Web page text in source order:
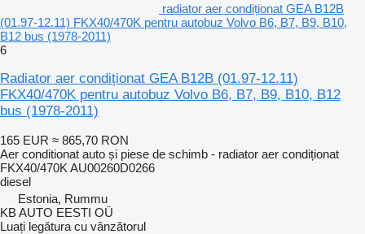
radiator aer condiționat GEA B12B
(01.97-12.11) FKX40/470K pentru autobuz Volvo B6, B7, B9, B10,
B12 bus (1978-2011)
6
Radiator aer condiționat GEA B12B (01.97-12.11)
FKX40/470K pentru autobuz Volvo B6, B7, B9, B10, B12
bus (1978-2011)
165 EUR ≈ 865,70 RON
Aer conditionat auto și piese de schimb - radiator aer condiționat
FKX40/470K AU00260D0266
diesel
Estonia, Rummu
KB AUTO EESTI OÜ
Luați legătura cu vânzătorul